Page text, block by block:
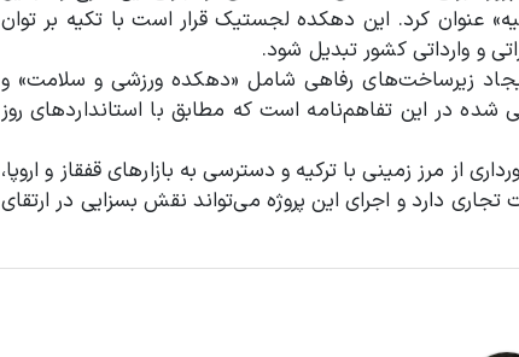
عنوان کرد. این دهکده لجستیک قرار است با تکیه بر توان
و وارداتی کشور تبدیل شود.
زیرساخت‌های رفاهی شامل «دهکده ورزشی و سلامت» و
شده در این تفاهم‌نامه است که مطابق با استانداردهای روز
از مرز زمینی با ترکیه و دسترسی به بازارهای قفقاز و اروپا،
دارد و اجرای این پروژه می‌تواند نقش بسزایی در ارتقای